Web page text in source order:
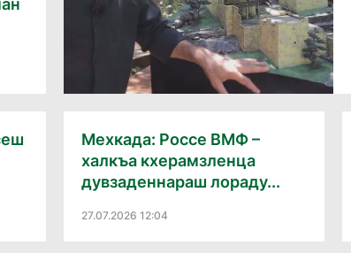
Мехкада: Россе ВМФ –
халкъа кхерамзленца
дувзаденнараш лораду...
27.07.2026 12:04